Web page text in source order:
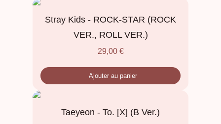
Stray Kids - ROCK-STAR (ROCK
VER., ROLL VER.)
29,00 €
Ajouter au panier
Taeyeon - To. [X] (B Ver.)